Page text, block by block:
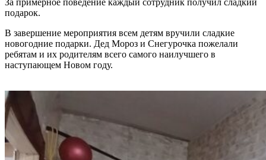
подарок.
В завершение мероприятия всем детям вручили сладкие
новогодние подарки. Дед Мороз и Снегурочка пожелали
ребятам и их родителям всего самого наилучшего в
наступающем Новом году.